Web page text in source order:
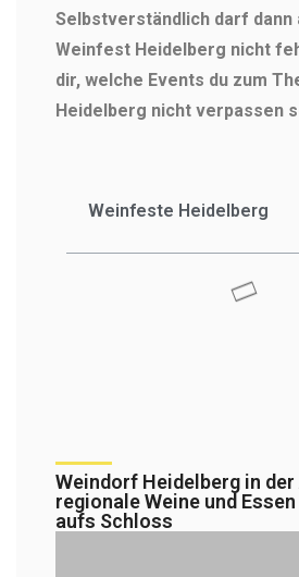
Selbstverständlich darf dann
Weinfest Heidelberg nicht
dir, welche Events du zum
Heidelberg nicht verpassen
Weinfeste Heidelberg
Weindorf Heidelberg in
regionale Weine und
aufs Schloss